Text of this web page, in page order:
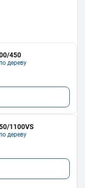
450
дереву
1100VS
дереву